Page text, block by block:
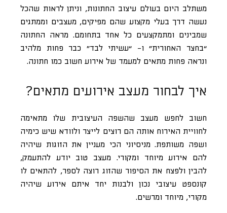
משתלב היום בעולם עיצוב החתונות, וניתן לראות שהכל
נעשה דרך בעלי מקצוע שהם מפיקים, מעצבים וממתגים
שמבינים ומתמקצעים כל אחד בתחומם. מראה החתונה
“בחצר האחורית” ו- “עשיתי לבד” כבר פחות מלהיב
ונראה פחות מתאים למעמד של אירוע חשוב כמו חתונה.
איך לבחור מעצב אירועים מתאים?
חשוב לחפש מעצב שהשפה העיצובית שלו מתאימה
לחוויית האירוח אותה הם רוצים לייצר ולוודא שיש כימיה
ושפה משותפת. מניסיוני הכי מעניין את הזוגות שיהיה
להם אירוע מיוחד ומקורי. מעצב טוב יודע להתעמק,
להבין ולפצח את הסיפור שהזוג רוצה לספר, להתאים לו
קונספט עיצובי נכון ולבנות יחד איתם אירוע שיהיה
מקורי, מיוחד ומרשים.